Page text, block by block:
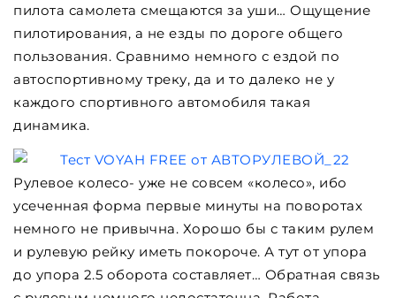
пилота самолета смещаются за уши… Ощущение
пилотирования, а не езды по дороге общего
пользования. Сравнимо немного с ездой по
автоспортивному треку, да и то далеко не у
каждого спортивного автомобиля такая
динамика.
Рулевое колесо- уже не совсем «колесо», ибо
усеченная форма первые минуты на поворотах
немного не привычна. Хорошо бы с таким рулем
и рулевую рейку иметь покороче. А тут от упора
до упора 2.5 оборота составляет… Обратная связь